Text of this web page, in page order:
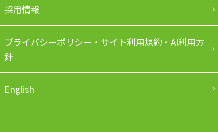
採用情報
プライバシーポリシー・サイト利用規約・AI利用方
針
English